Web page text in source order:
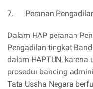
7. Peranan
Dalam HAP peranan
Pengadilan tingkat
dalam HAPTUN,
prosedur banding
Tata Usaha Negara